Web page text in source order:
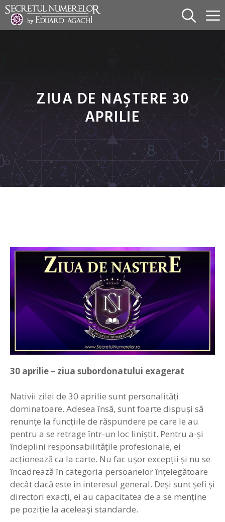
Sari
conținut
ZIUA DE NAŞTERE 30
APRILIE
30 aprilie – ziua subordonatului exagerat
Nativii zilei de 30 aprilie sunt personalităţi
dominatoare. Adesea însă, sunt foarte dispuşi să
renunţe la funcţiile de răspundere pe care le au
pentru a se retrage într-un loc liniştit. Pentru a-şi
îndeplini responsabilităţile profesionale, ei
acţionează ca la carte. Nu fac uşor excepţii şi nu se
încadrează în categoria persoanelor înţelegătoare
decât dacă este în interesul general. Deşi sunt şefi şi
directori exacţi, ei au capacitatea de a se menţine
pe poziţie la aceleaşi standarde.